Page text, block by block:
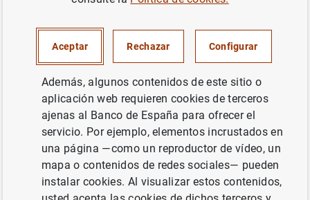
euro y posición de inversión internacional
(primer trimestre de 2015) (254 KB)
Siguiente
Las divergencias en los cic...
Aceptar Rechazar Configurar
Además, algunos contenidos de este sitio o
aplicación web requieren cookies de terceros
ajenas al Banco de España para ofrecer el
servicio. Por ejemplo, elementos incrustados en
una página —como un reproductor de vídeo, un
mapa o contenidos de redes sociales— pueden
instalar cookies. Al visualizar estos contenidos,